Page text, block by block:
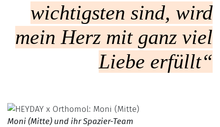
wichtigsten sind, wird
mein Herz mit ganz viel
Liebe erfüllt“
Moni (Mitte) und ihr Spazier-Team